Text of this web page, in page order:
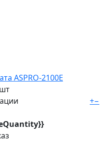
ASPRO-2100E
шт
+−